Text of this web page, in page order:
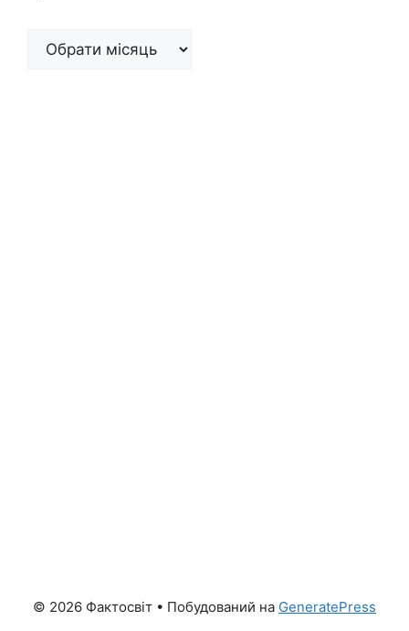
Архіви
© 2026 Фактосвіт • Побудований на GeneratePress